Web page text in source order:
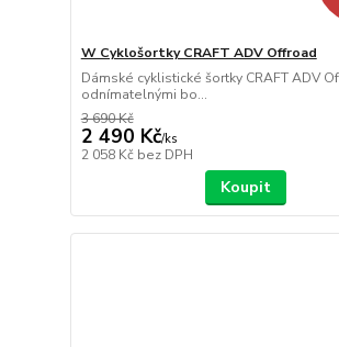
W Cyklošortky CRAFT ADV Offroad
Dámské cyklistické šortky CRAFT ADV
odnímatelnými bo...
3 690 Kč
2 490 Kč/ks
2 058 Kč bez DPH
Koupit